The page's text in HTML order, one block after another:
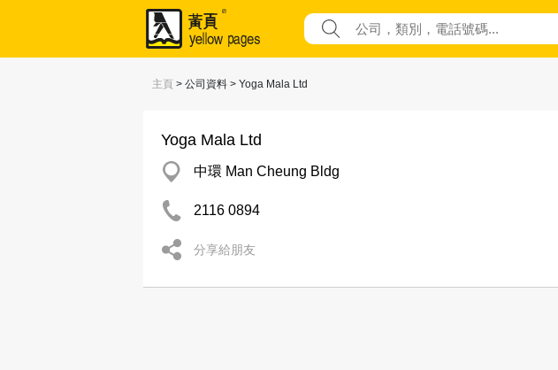
主頁 > 公司資料 > Yoga Mala Ltd
Yoga Mala Ltd
中環 Man Cheung Bldg
2116 0894
分享給朋友